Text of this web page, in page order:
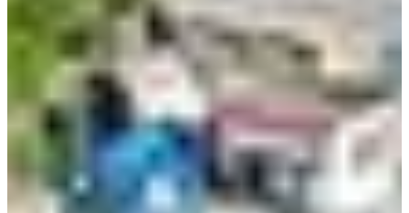
Примерно через два часа вы прибудете на автовокзал
Jecheon Express. На вокзале есть магазин, где можно
купить перекус или взять билеты на обратный путь до
или после поездки. Бонусный совет: Покажите свой
билет на экспресс-автобус на популярном Канатной
дороге озера Cheongpung в Jecheon и получите скидку
1,000 KRW!